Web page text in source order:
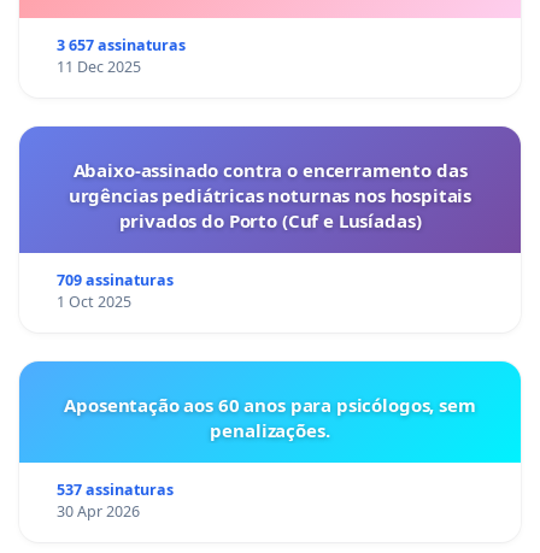
3 657 assinaturas
11 Dec 2025
Abaixo-assinado contra o encerramento das
urgências pediátricas noturnas nos hospitais
privados do Porto (Cuf e Lusíadas)
709 assinaturas
1 Oct 2025
Aposentação aos 60 anos para psicólogos, sem
penalizações.
537 assinaturas
30 Apr 2026